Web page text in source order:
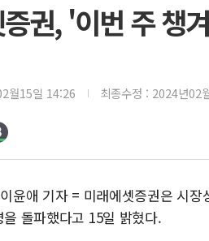
권, '이번 주 챙
월15일 14:26 최종수정 : 2024년02
윤애 기자 = 미래에셋증권은 시
돌파했다고 15일 밝혔다.